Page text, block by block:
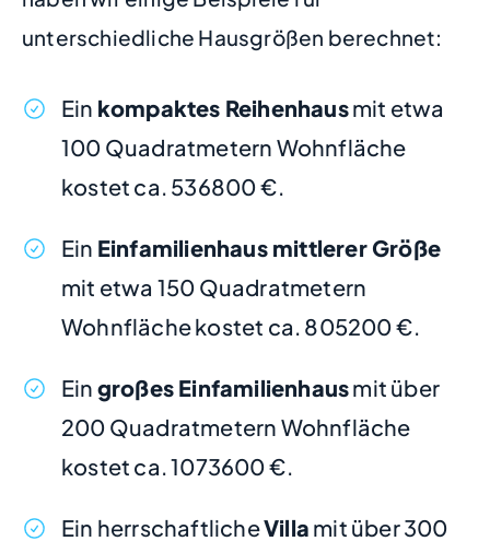
unterschiedliche Hausgrößen berechnet:
Ein kompaktes Reihenhausmit etwa
100 Quadratmetern Wohnfläche
kostet ca. 536800 €.
Ein Einfamilienhaus mittlerer Größe
mit etwa 150 Quadratmetern
Wohnfläche kostet ca. 805200 €.
Ein großes Einfamilienhausmit über
200 Quadratmetern Wohnfläche
kostet ca. 1073600 €.
Ein herrschaftlicheVilla mit über 300